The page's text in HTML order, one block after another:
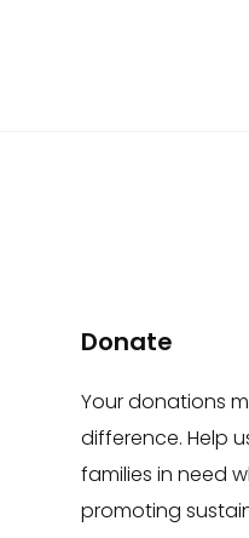
Donate
Your donations
difference. Help
families in need
promoting